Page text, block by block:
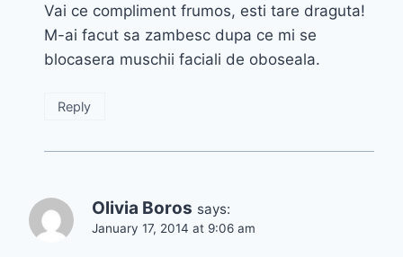
Vai ce compliment frumos, esti tare draguta!
M-ai facut sa zambesc dupa ce mi se
blocasera muschii faciali de oboseala.
Reply
Olivia Boros says:
January 17, 2014 at 9:06 am